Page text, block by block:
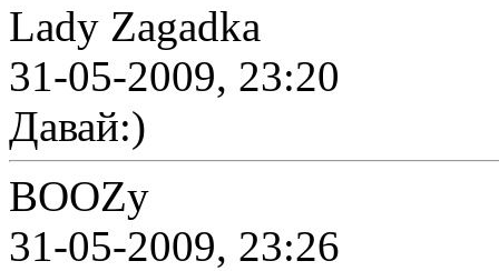
Lady Zagadka
31-05-2009, 23:20
Давай:)
BOOZy
31-05-2009, 23:26